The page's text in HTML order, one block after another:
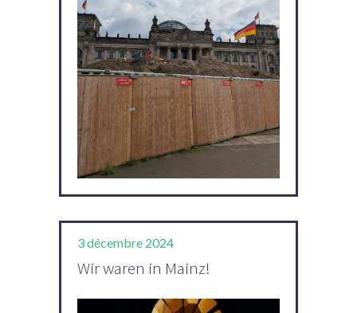
3 décembre 2024
Wir waren in Mainz!